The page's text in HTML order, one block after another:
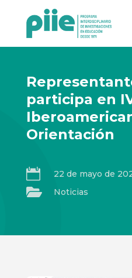
participa en
Orientación
 22 de mayo de
 Noticias